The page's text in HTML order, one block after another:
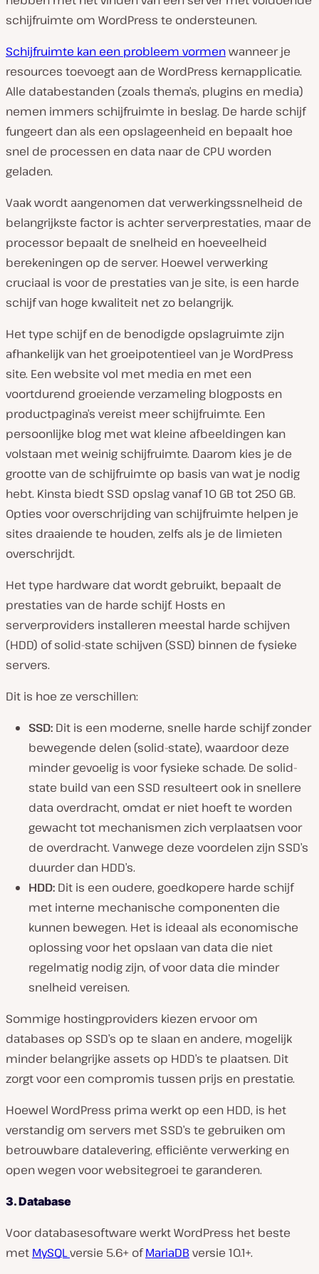
schijfruimte om WordPress te ondersteunen.
Schijfruimte kan een probleem vormenwanneer je
resources toevoegt aan de WordPress kernapplicatie.
Alle databestanden (zoals thema’s, plugins en media)
nemen immers schijfruimte in beslag. De harde schijf
fungeert dan als een opslageenheid en bepaalt hoe
snel de processen en data naar de CPU worden
geladen.
Vaak wordt aangenomen dat verwerkingssnelheid de
belangrijkste factor is achter serverprestaties, maar de
processor bepaalt de snelheid en hoeveelheid
berekeningen op de server. Hoewel verwerking
cruciaal is voor de prestaties van je site, is een harde
schijf van hoge kwaliteit net zo belangrijk.
Het type schijf en de benodigde opslagruimte zijn
afhankelijk van het groeipotentieel van je WordPress
site. Een website vol met media en met een
voortdurend groeiende verzameling blogposts en
productpagina’s vereist meer schijfruimte. Een
persoonlijke blog met wat kleine afbeeldingen kan
volstaan ​​met weinig schijfruimte. Daarom kies je de
grootte van de schijfruimte op basis van wat je nodig
hebt. Kinsta biedt SSD opslag vanaf 10 GB tot 250 GB.
Opties voor overschrijding van schijfruimte helpen je
sites draaiende te houden, zelfs als je de limieten
overschrijdt.
Het type hardware dat wordt gebruikt, bepaalt de
prestaties van de harde schijf. Hosts en
serverproviders installeren meestal harde schijven
(HDD) of solid-state schijven (SSD) binnen de fysieke
servers.
Dit is hoe ze verschillen:
SSD: Dit is een moderne, snelle harde schijf zonder
bewegende delen (solid-state), waardoor deze
minder gevoelig is voor fysieke schade. De solid-
state build van een SSD resulteert ook in snellere
data overdracht, omdat er niet hoeft te worden
gewacht tot mechanismen zich verplaatsen voor
de overdracht. Vanwege deze voordelen zijn SSD’s
duurder dan HDD’s.
HDD: Dit is een oudere, goedkopere harde schijf
met interne mechanische componenten die
kunnen bewegen. Het is ideaal als economische
oplossing voor het opslaan van data die niet
regelmatig nodig zijn, of voor data die minder
snelheid vereisen.
Sommige hostingproviders kiezen ervoor om
databases op SSD’s op te slaan en andere, mogelijk
minder belangrijke assets op HDD’s te plaatsen. Dit
zorgt voor een compromis tussen prijs en prestatie.
Hoewel WordPress prima werkt op een HDD, is het
verstandig om servers met SSD’s te gebruiken om
betrouwbare datalevering, efficiënte verwerking en
open wegen voor websitegroei te garanderen.
3. Database
Voor databasesoftware werkt WordPress het beste
met MySQLversie 5.6+ ofMariaDB versie 10.1+.